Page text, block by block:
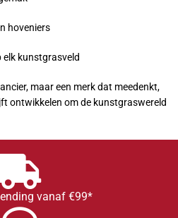
hoveniers
elk kunstgrasveld
maar een merk dat meedenkt,
ontwikkelen om de kunstgraswereld
vanaf €99*